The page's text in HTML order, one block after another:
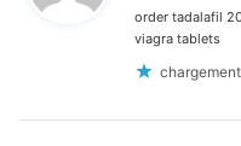
:
order tadalafil
viagra tablets